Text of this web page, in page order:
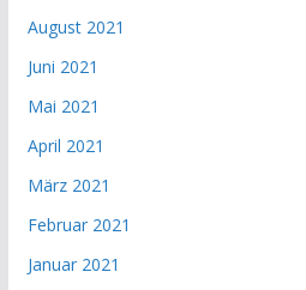
August 2021
Juni 2021
Mai 2021
April 2021
März 2021
Februar 2021
Januar 2021